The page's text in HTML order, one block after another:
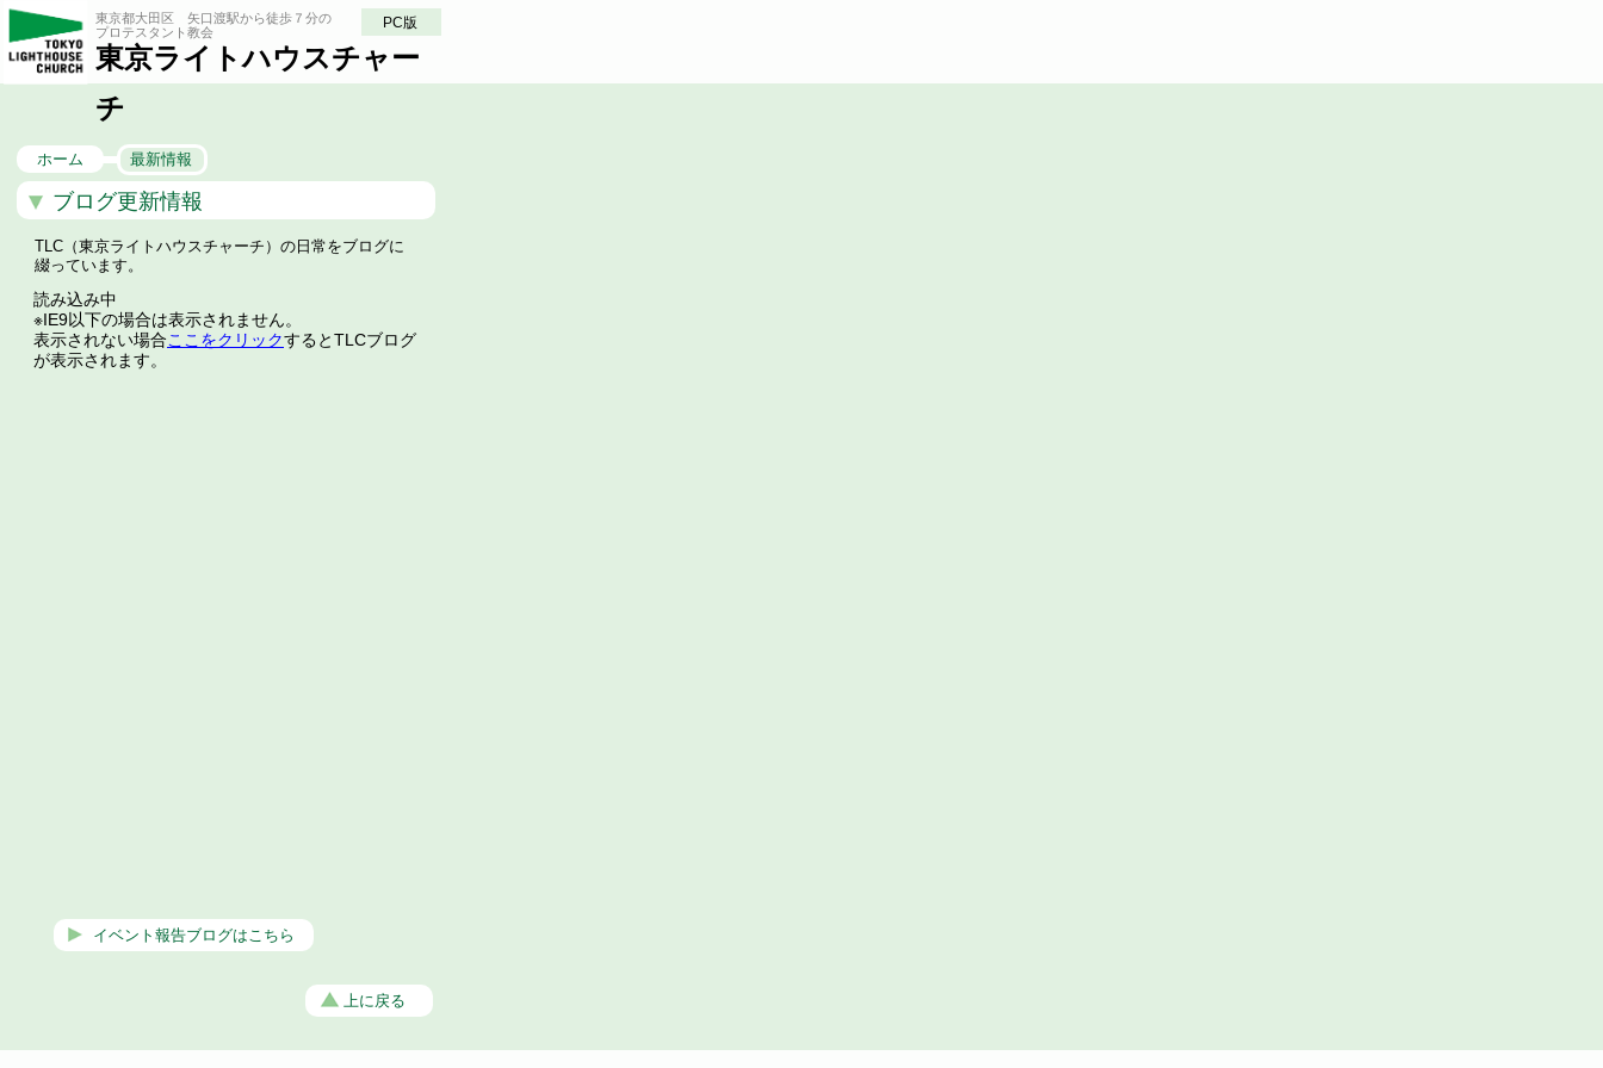
東京都大田区 矢口渡駅から徒歩７分の
プロテスタント教会
東京ライトハウスチャー
チ
PC版
ホーム 最新情報
ブログ更新情報
TLC（東京ライトハウスチャーチ）の日常をブログに
綴っています。
読み込み中
※IE9以下の場合は表示されません。
表示されない場合ここをクリックするとTLCブログ
が表示されます。
イベント報告ブログはこちら
上に戻る